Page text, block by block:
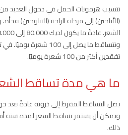
تتسبب هرمونات الحمل في دخول العديد
(الأناجين) إلى مرحلة الراحة (التيلوجين)
وتتساقط ما يصل إلى 100
تفقدين أكثر من 100 شعرة يوميًا.
ما هي مدة تساقط
يصل التساقط المفرط إلى ذروته عادةً بعد
ويمكن أن يستمر تساقط الشعر لمدة ستة
ذلك.